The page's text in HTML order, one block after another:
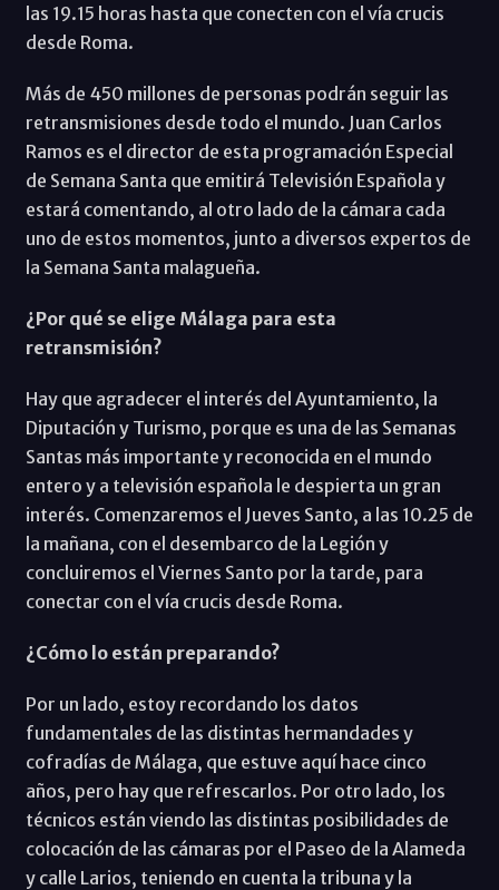
las 19.15 horas hasta que conecten con el vía crucis
desde Roma.
Más de 450 millones de personas podrán seguir las
retransmisiones desde todo el mundo. Juan Carlos
Ramos es el director de esta programación Especial
de Semana Santa que emitirá Televisión Española y
estará comentando, al otro lado de la cámara cada
uno de estos momentos, junto a diversos expertos de
la Semana Santa malagueña.
¿Por qué se elige Málaga para esta
retransmisión?
Hay que agradecer el interés del Ayuntamiento, la
Diputación y Turismo, porque es una de las Semanas
Santas más importante y reconocida en el mundo
entero y a televisión española le despierta un gran
interés. Comenzaremos el Jueves Santo, a las 10.25 de
la mañana, con el desembarco de la Legión y
concluiremos el Viernes Santo por la tarde, para
conectar con el vía crucis desde Roma.
¿Cómo lo están preparando?
Por un lado, estoy recordando los datos
fundamentales de las distintas hermandades y
cofradías de Málaga, que estuve aquí hace cinco
años, pero hay que refrescarlos. Por otro lado, los
técnicos están viendo las distintas posibilidades de
colocación de las cámaras por el Paseo de la Alameda
y calle Larios, teniendo en cuenta la tribuna y la